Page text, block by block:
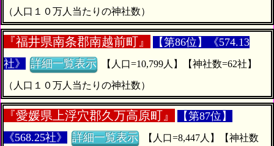
（人口１０万人当たりの神社数）
『福井県南条郡南越前町』
【第86位】《574.13
社》
詳細一覧表示
（人口１０万人当たりの神社数）
『愛媛県上浮穴郡久万高原町』
【第87位】
《568.25社》
詳細一覧表示